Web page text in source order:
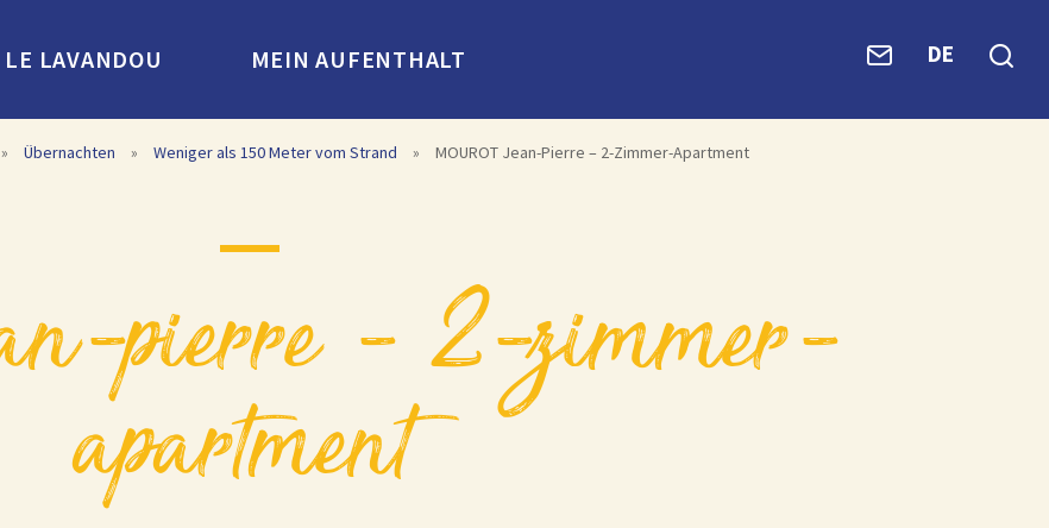
LE LAVANDOU MEIN AUFENTHALT DE
» Übernachten » Weniger als 150 Meter vom Strand » MOUROT Jean-Pierre – 2-Zimmer-Apartment
apartment